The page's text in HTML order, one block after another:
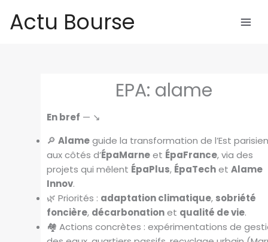
Actu Bourse
EPA: alame
En bref — ↘️
🔎Alameguide la transformation de l’Est
aux côtés d’ÉpaMarneet ÉpaFrance, via des
projets qui mêlent ÉpaPlus, ÉpaTechetAlame
Innov.
🌿 Priorités : adaptation climatique, sobriété
foncière, décarbonationet qualité de vie.
🏘️ Actions concrètes : expérimentations de